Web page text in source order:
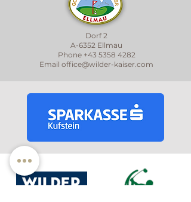
Dorf 2
A-6352 Ellmau
Phone +43 5358 4282
Email office@wilder-kaiser.com